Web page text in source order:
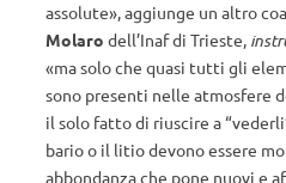
assolute», aggiunge un altro
Molaro dell’Inaf di Trieste,
«ma solo che quasi tutti gli
sono presenti nelle atmosfere
il solo fatto di riuscire a
bario o il litio devono essere
abbondanza che pone nuovi e